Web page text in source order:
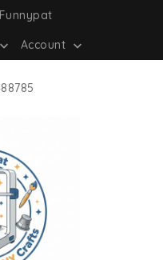
 Account 